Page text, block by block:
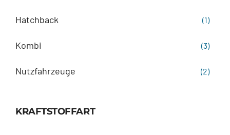
Hatchback (1)
Kombi (3)
Nutzfahrzeuge (2)
KRAFTSTOFFART